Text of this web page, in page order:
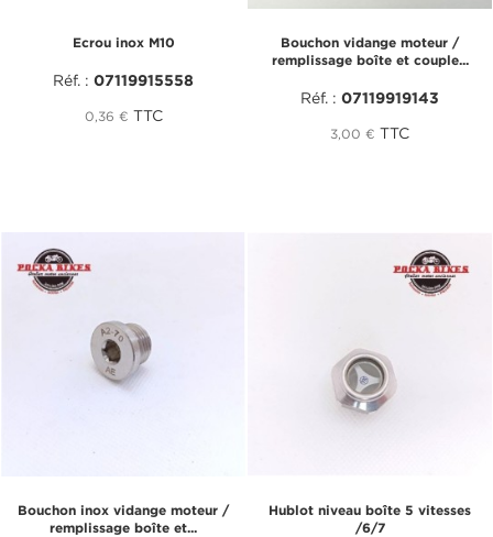
Ecrou inox M10
Réf. : 07119915558
0,36 € TTC
Bouchon vidange moteur /
remplissage boîte et couple...
Réf. : 07119919143
3,00 € TTC
Bouchon inox vidange moteur /
remplissage boîte et...
Hublot niveau boîte 5 vitesses
/6/7